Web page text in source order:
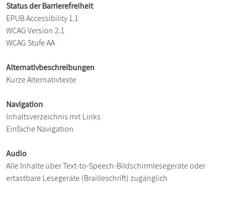
Status der Barrierefreiheit
EPUB Accessibility 1.1
WCAG Version 2.1
WCAG Stufe AA
Alternativbeschreibungen
Kurze Alternativtexte
Navigation
Inhaltsverzeichnis mit Links
Einfache Navigation
Audio
Alle Inhalte über Text-to-Speech-Bildschirmlesegeräte oder
ertastbare Lesegeräte (Brailleschrift) zugänglich